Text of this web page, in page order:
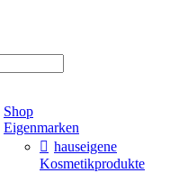
Shop
Eigenmarken
hauseigene
Kosmetikprodukte